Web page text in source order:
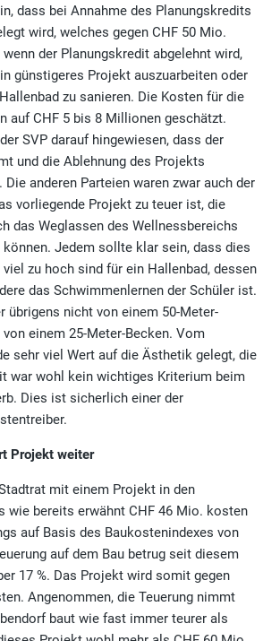
dass bei Annahme des Planungskredits
wird, welches gegen CHF 50 Mio.
der Planungskredit abgelehnt wird,
günstigeres Projekt auszuarbeiten oder
zu sanieren. Die Kosten für die
auf CHF 5 bis 8 Millionen geschätzt.
SVP darauf hingewiesen, dass der
und die Ablehnung des Projekts
anderen Parteien waren zwar auch der
vorliegende Projekt zu teuer ist, die
das Weglassen des Wellnessbereichs
können. Jedem sollte klar sein, dass dies
viel zu hoch sind für ein Hallenbad, dessen
das Schwimmenlernen der Schüler ist.
übrigens nicht von einem 50-Meter-
von einem 25-Meter-Becken. Vom
sehr viel Wert auf die Ästhetik gelegt, die
war wohl kein wichtiges Kriterium beim
Dies ist sicherlich einer der
Projekt weiter
mit einem Projekt in den
wie bereits erwähnt CHF 46 Mio. kosten
auf Basis des Baukostenindexes von
auf dem Bau betrug seit diesem
17 %. Das Projekt wird somit gegen
Angenommen, die Teuerung nimmt
baut wie fast immer teurer als